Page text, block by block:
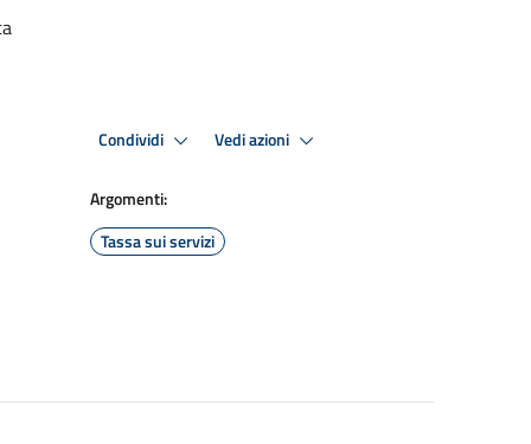
Condividi Vedi azioni
Argomenti:
Tassa sui servizi